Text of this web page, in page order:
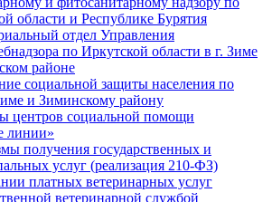
области и Республике Бурятия
отдел Управления
по Иркутской области в г. Зиме
районе
социальной защиты населения по
и Зиминскому району
центров социальной помощи
линии»
получения государственных и
услуг (реализация 210-ФЗ)
платных ветеринарных услуг
ветеринарной службой